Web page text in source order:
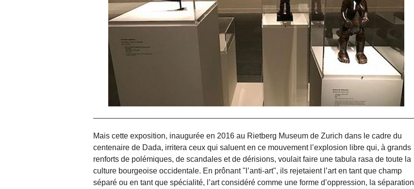
Mais cette exposition, inaugurée en 2016 au Rietberg Museum de Zurich dans le cadre du
centenaire de Dada, irritera ceux qui saluent en ce mouvement l’explosion libre qui, à grands
renforts de polémiques, de scandales et de dérisions, voulait faire une tabula rasa de toute la
culture bourgeoise occidentale. En prônant "l’anti-art", ils rejetaient l’art en tant que champ
séparé ou en tant que spécialité, l’art considéré comme une forme d’oppression, la séparation